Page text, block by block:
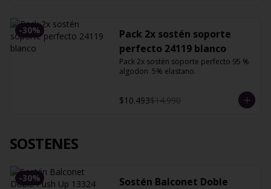
-30%
Pack 2x sostén soporte
perfecto 24119 blanco
Pack 2x sostén soporte perfecto 95 %
algodon  5% elastano.
$10.493$14.990
SOSTENES
-30%
Sostén Balconet Doble